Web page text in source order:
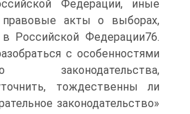
Федерации, иные
акты о выборах,
Российской Федерации76.
с особенностями
законодательства,
тождественны ли
законодательство»